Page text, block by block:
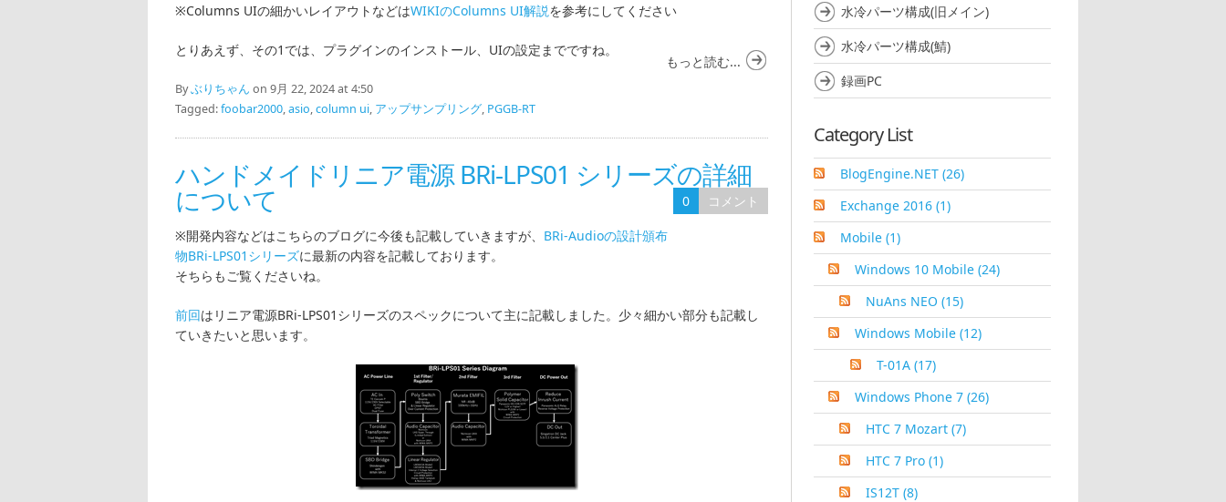
※Columns UIの細かいレイアウトなどはWIKIのColumns UI解説を参考にしてください
とりあえず、その1では、プラグインのインストール、UIの設定までですね。
もっと読む...
Byぶりちゃん on 9月 22, 2024 at 4:50
Tagged:foobar2000,asio,column ui, アップサンプリング, PGGB-RT
ハンドメイドリニア電源 BRi-LPS01 シリーズの詳細
について 0
コメント
※開発内容などはこちらのブログに今後も記載していきますが、 BRi-Audioの設計頒布
物BRi-LPS01シリーズに最新の内容を記載しております。
そちらもご覧くださいね。
前回はリニア電源BRi-LPS01シリーズのスペックについて主に記載しました。少々細かい部分も記載し
ていきたいと思います。
水冷パーツ構成(旧メイン)
水冷パーツ構成(鯖)
録画PC
Category List
BlogEngine.NET (26)
Exchange 2016 (1)
Mobile (1)
Windows 10 Mobile (24)
NuAns NEO (15)
Windows Mobile (12)
T-01A (17)
Windows Phone 7 (26)
HTC 7 Mozart (7)
HTC 7 Pro (1)
IS12T (8)